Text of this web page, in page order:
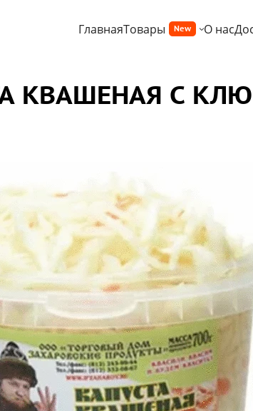
ГлавнаяТовары New О нас
КВАШЕНАЯ С